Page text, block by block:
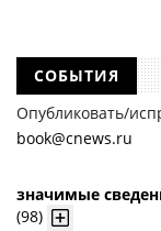
СОБЫТИЯ
Опубликовать/
book@cnews.ru
значимые
(98)